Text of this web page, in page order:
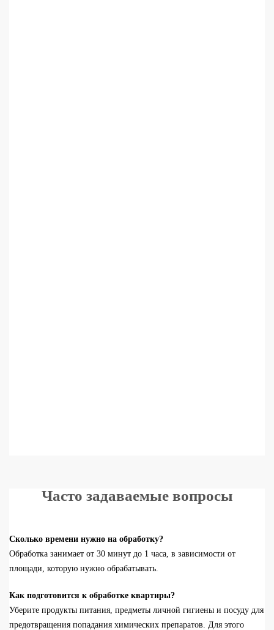
Часто задаваемые вопросы
Сколько времени нужно на обработку?
Обработка занимает от 30 минут до 1 часа, в зависимости от
площади, которую нужно обрабатывать.
Как подготовится к обработке квартиры?
Уберите продукты питания, предметы личной гигиены и посуду для
предотвращения попадания химических препаратов. Для этого